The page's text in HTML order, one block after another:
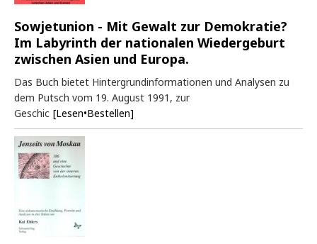
Sowjetunion - Mit Gewalt zur Demokratie?
Im Labyrinth der nationalen Wiedergeburt
zwischen Asien und Europa.
Das Buch bietet Hintergrundinformationen und Analysen zu
dem Putsch vom 19. August 1991, zur
Geschic [Lesen•Bestellen]